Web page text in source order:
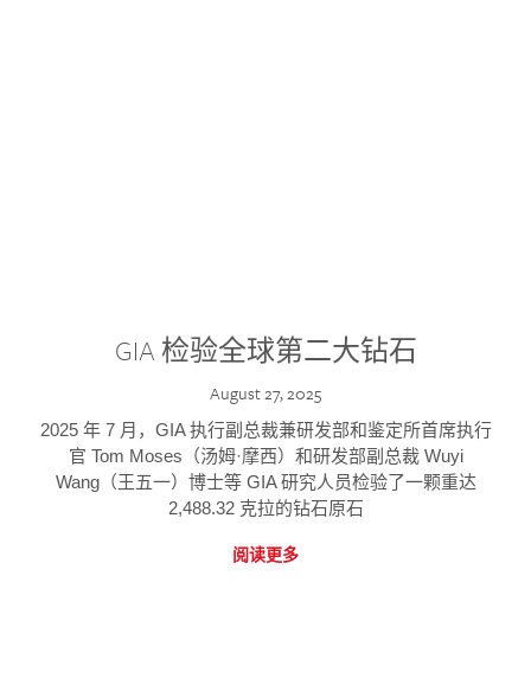
GIA 检验全球第二大钻石
August 27, 2025
2025 年 7 月，GIA 执行副总裁兼研发部和鉴定所首席执行
官 Tom Moses（汤姆·摩西）和研发部副总裁 Wuyi
Wang（王五一）博士等 GIA 研究人员检验了一颗重达
2,488.32 克拉的钻石原石
阅读更多